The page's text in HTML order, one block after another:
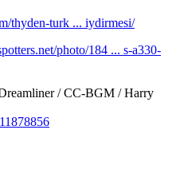
thyden-turk ... iydirmesi/
photo/184 ... s-a330-
/ CC-BGM / Harry